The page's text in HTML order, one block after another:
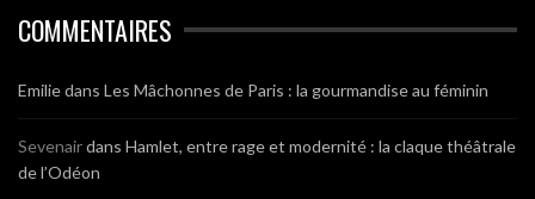
COMMENTAIRES
Emiliedans Les Mâchonnes de Paris : la gourmandise au féminin
Sevenairdans Hamlet, entre rage et modernité : la claque théâtrale
de l’Odéon